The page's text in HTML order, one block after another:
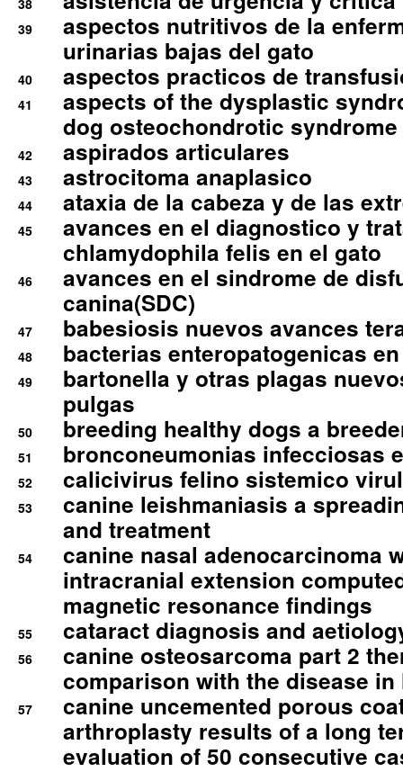
38
39
aspectos nutritivos de la
urinarias bajas del gato
40 aspectos practicos de
41
aspects of the dysplastic
dog osteochondrotic syndrome
42 aspirados articulares
43 astrocitoma anaplasico
44 ataxia de la cabeza y de las
45
avances en el diagnostico y
chlamydophila felis en el gato
46
avances en el sindrome de
canina(SDC)
47 babesiosis nuevos avances
48 bacterias enteropatogenicas
49
bartonella y otras plagas
pulgas
50 breeding healthy dogs a
51 bronconeumonias infecciosas
52 calicivirus felino sistemico
53
canine leishmaniasis a
and treatment
54
canine nasal adenocarcinoma
intracranial extension
magnetic resonance findings
55 cataract diagnosis and
56
canine osteosarcoma part 2
comparison with the disease in
57
canine uncemented porous
arthroplasty results of a long
evaluation of 50 consecutive